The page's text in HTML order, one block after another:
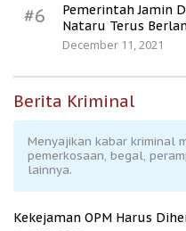
#6
Pemerintah Jamin
Nataru Terus
December 11, 2021
Berita Kriminal
Menyajikan kabar kriminal
pemerkosaan, begal,
lainnya.
Kekejaman OPM Harus